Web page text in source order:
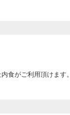
食がご利用頂けます。